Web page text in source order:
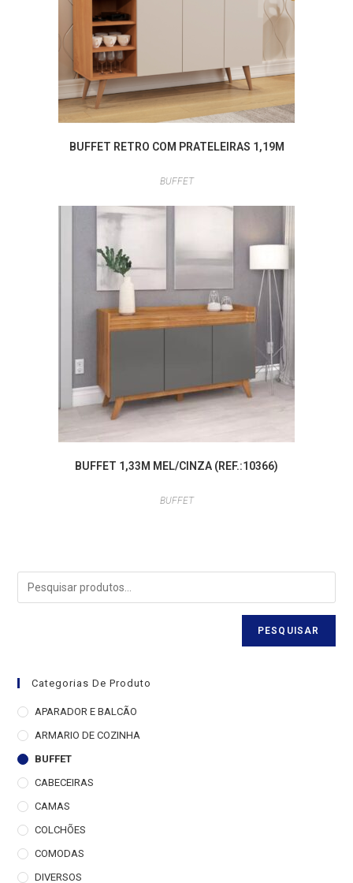
BUFFET RETRO COM PRATELEIRAS 1,19M
BUFFET
BUFFET 1,33M MEL/CINZA (REF.:10366)
BUFFET
PESQUISAR
Categorias De Produto
APARADOR E BALCÃO
ARMARIO DE COZINHA
BUFFET
CABECEIRAS
CAMAS
COLCHÕES
COMODAS
DIVERSOS